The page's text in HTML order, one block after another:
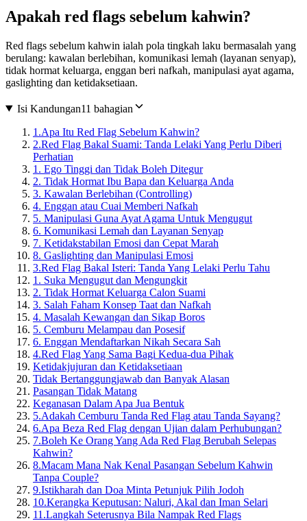
Apakah red flags sebelum kahwin?
Red flags sebelum kahwin ialah pola tingkah laku bermasalah yang
berulang: kawalan berlebihan, komunikasi lemah (layanan senyap),
tidak hormat keluarga, enggan beri nafkah, manipulasi ayat agama,
gaslighting dan ketidaksetiaan.
Isi Kandungan11 bahagian
1.Apa Itu Red Flag Sebelum Kahwin?
2.Red Flag Bakal Suami: Tanda Lelaki Yang Perlu Diberi
Perhatian
1. Ego Tinggi dan Tidak Boleh Ditegur
2. Tidak Hormat Ibu Bapa dan Keluarga Anda
3. Kawalan Berlebihan (Controlling)
4. Enggan atau Cuai Memberi Nafkah
5. Manipulasi Guna Ayat Agama Untuk Mengugut
6. Komunikasi Lemah dan Layanan Senyap
7. Ketidakstabilan Emosi dan Cepat Marah
8. Gaslighting dan Manipulasi Emosi
3.Red Flag Bakal Isteri: Tanda Yang Lelaki Perlu Tahu
1. Suka Mengugut dan Mengungkit
2. Tidak Hormat Keluarga Calon Suami
3. Salah Faham Konsep Taat dan Nafkah
4. Masalah Kewangan dan Sikap Boros
5. Cemburu Melampau dan Posesif
6. Enggan Mendaftarkan Nikah Secara Sah
4.Red Flag Yang Sama Bagi Kedua-dua Pihak
Ketidakjujuran dan Ketidaksetiaan
Tidak Bertanggungjawab dan Banyak Alasan
Pasangan Tidak Matang
Keganasan Dalam Apa Jua Bentuk
5.Adakah Cemburu Tanda Red Flag atau Tanda Sayang?
6.Apa Beza Red Flag dengan Ujian dalam Perhubungan?
7.Boleh Ke Orang Yang Ada Red Flag Berubah Selepas
Kahwin?
8.Macam Mana Nak Kenal Pasangan Sebelum Kahwin
Tanpa Couple?
9.Istikharah dan Doa Minta Petunjuk Pilih Jodoh
10.Kerangka Keputusan: Naluri, Akal dan Iman Selari
11.Langkah Seterusnya Bila Nampak Red Flags